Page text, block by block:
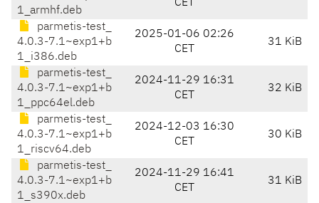
1_armhf.deb
CET
parmetis-test_
4.0.3-7.1~exp1+b
1_i386.deb
2025-01-06 02:26
CET
31 KiB
parmetis-test_
4.0.3-7.1~exp1+b
1_ppc64el.deb
2024-11-29 16:31
CET
32 KiB
parmetis-test_
4.0.3-7.1~exp1+b
1_riscv64.deb
2024-12-03 16:30
CET
30 KiB
parmetis-test_
4.0.3-7.1~exp1+b
1_s390x.deb
2024-11-29 16:41
CET
31 KiB